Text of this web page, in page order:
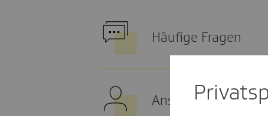
Häufige Fragen
Ansprechpartner